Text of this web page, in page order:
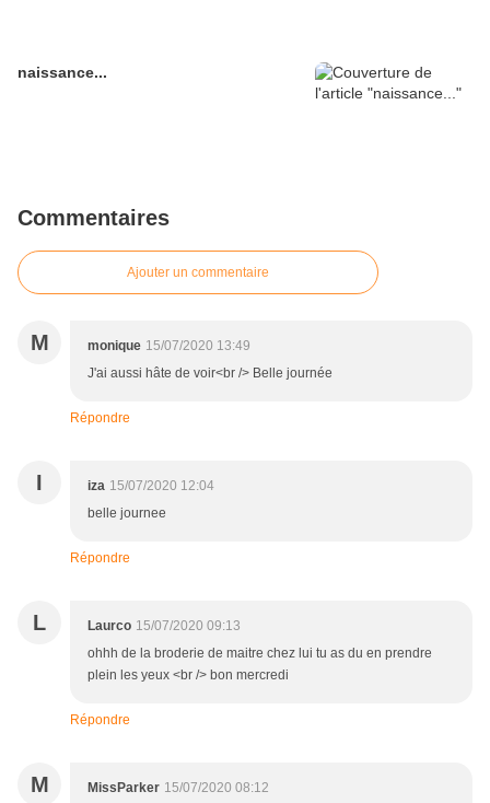
naissance...
Commentaires
Ajouter un commentaire
M monique 15/07/2020 13:49
J'ai aussi hâte de voir<br /> Belle journée
Répondre
I iza 15/07/2020 12:04
belle journee
Répondre
L Laurco 15/07/2020 09:13
ohhh de la broderie de maitre chez lui tu as du en prendre
plein les yeux <br /> bon mercredi
Répondre
M MissParker 15/07/2020 08:12